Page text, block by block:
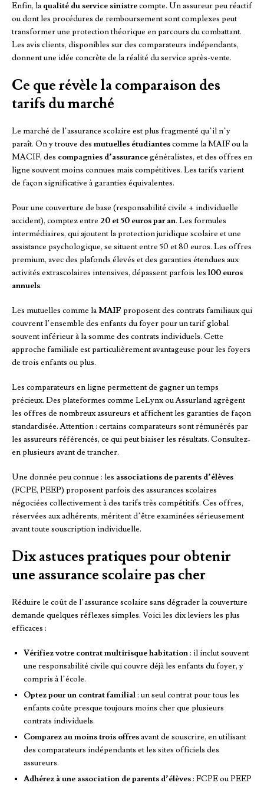
Enfin, la qualité du service sinistrecompte. Un assureur peu réactif
ou dont les procédures de remboursement sont complexes peut
transformer une protection théorique en parcours du combattant.
Les avis clients, disponibles sur des comparateurs indépendants,
donnent une idée concrète de la réalité du service après-vente.
Ce que révèle la comparaison des
tarifs du marché
Le marché de l’assurance scolaire est plus fragmenté qu’il n’y
paraît. On y trouve des mutuelles étudiantescomme la MAIF ou la
MACIF, des compagnies d’assurancegénéralistes, et des offres en
ligne souvent moins connues mais compétitives. Les tarifs varient
de façon significative à garanties équivalentes.
Pour une couverture de base (responsabilité civile + individuelle
accident), comptez entre 20 et 50 euros par an. Les formules
intermédiaires, qui ajoutent la protection juridique scolaire et une
assistance psychologique, se situent entre 50 et 80 euros. Les offres
premium, avec des plafonds élevés et des garanties étendues aux
activités extrascolaires intensives, dépassent parfois les100 euros
annuels.
Les mutuelles comme laMAIF proposent des contrats familiaux qui
couvrent l’ensemble des enfants du foyer pour un tarif global
souvent inférieur à la somme des contrats individuels. Cette
approche familiale est particulièrement avantageuse pour les foyers
de trois enfants ou plus.
Les comparateurs en ligne permettent de gagner un temps
précieux. Des plateformes comme LeLynx ou Assurland agrègent
les offres de nombreux assureurs et affichent les garanties de façon
standardisée. Attention : certains comparateurs sont rémunérés par
les assureurs référencés, ce qui peut biaiser les résultats. Consultez-
en plusieurs avant de trancher.
Une donnée peu connue : les associations de parents d’élèves
(FCPE, PEEP) proposent parfois des assurances scolaires
négociées collectivement à des tarifs très compétitifs. Ces offres,
réservées aux adhérents, méritent d’être examinées sérieusement
avant toute souscription individuelle.
Dix astuces pratiques pour obtenir
une assurance scolaire pas cher
Réduire le coût de l’assurance scolaire sans dégrader la couverture
demande quelques réflexes simples. Voici les dix leviers les plus
efficaces :
Vérifiez votre contrat multirisque habitation: il inclut souvent
une responsabilité civile qui couvre déjà les enfants du foyer, y
compris à l’école.
Optez pour un contrat familial: un seul contrat pour tous les
enfants coûte presque toujours moins cher que plusieurs
contrats individuels.
Comparez au moins trois offresavant de souscrire, en utilisant
des comparateurs indépendants et les sites officiels des
assureurs.
Adhérez à une association de parents d’élèves: FCPE ou PEEP